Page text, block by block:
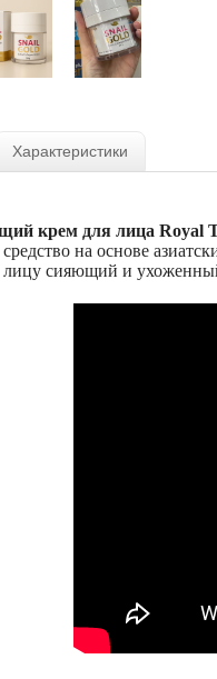
Характеристики
крем для лица Royal
средство на основе
лицу сияющий и